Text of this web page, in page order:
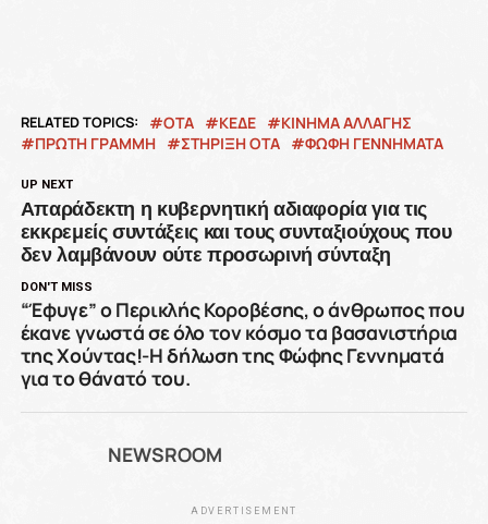
RELATED TOPICS: OTA ΚΕΔΕ
ΚΙΝΗΜΑ ΑΛΛΑΓΗΣ
ΠΡΩΤΗ ΓΡΑΜΜΗ
ΣΤΗΡΙΞΗ ΟΤΑ ΦΩΦΗ ΓΕΝΝΗΜΑΤΑ
UP NEXT
Απαράδεκτη η κυβερνητική αδιαφορία για τις
εκκρεμείς συντάξεις και τους συνταξιούχους που
δεν λαμβάνουν ούτε προσωρινή σύνταξη
DON'T MISS
“Έφυγε” ο Περικλής Κοροβέσης, ο άνθρωπος που
έκανε γνωστά σε όλο τον κόσμο τα βασανιστήρια
της Χούντας!-Η δήλωση της Φώφης Γεννηματά
για το θάνατό του.
NEWSROOM
ADVERTISEMENT